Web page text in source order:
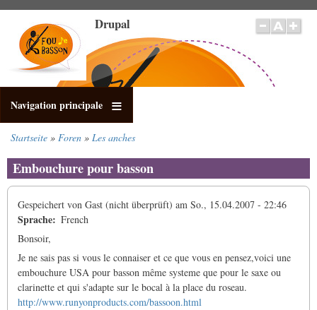
Inhalt
Drupal
Navigation principale
Startseite Foren Les anches
Embouchure pour basson
Gespeichert von Gast (nicht überprüft) am So., 15.04.2007 - 22:46
Sprache
French
Bonsoir,
Je ne sais pas si vous le connaiser et ce que vous en pensez,voici une
embouchure USA pour basson même systeme que pour le saxe ou
clarinette et qui s'adapte sur le bocal à la place du roseau.
http://www.runyonproducts.com/bassoon.html